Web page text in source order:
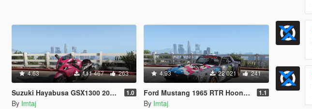
4.63 111 467 263
Suzuki Hayabusa GSX1300 2015 [Add-On | Tunable] 1.0
By Imtaj
4.93 22 021 241
Ford Mustang 1965 RTR Hoonicorn V2 [Add-On / Replace] 1.1
By Imtaj